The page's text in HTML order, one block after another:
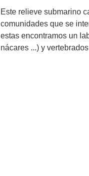
Este relieve submarino
comunidades que se
estas encontramos un
nácares ...) y